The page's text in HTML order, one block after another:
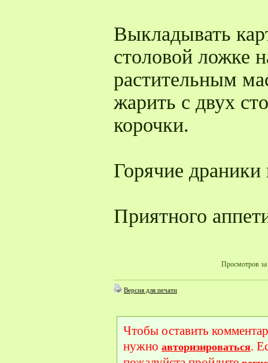
Выкладывать
столовой ложке
растительным
жарить с двух
корочки.
Горячие драники
Приятного
Просмотров за
Версия для печати
Чтобы оставить
нужно авторизироваться.